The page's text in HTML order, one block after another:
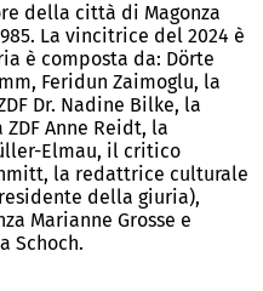
della città di Magonza
La vincitrice del 2024 è
è composta da: Dörte
Feridun Zaimoglu, la
Dr. Nadine Bilke, la
Anne Reidt, la
Elmau, il critico
la redattrice culturale
della giuria),
Marianne Grosse e
Schoch.